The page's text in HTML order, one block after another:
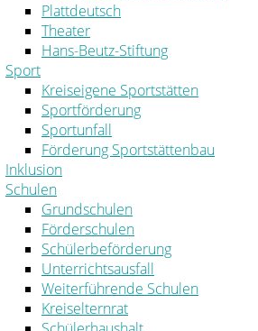
Plattdeutsch
Theater
Hans-Beutz-Stiftung
Sport
Kreiseigene Sportstätten
Sportförderung
Sportunfall
Förderung Sportstättenbau
Inklusion
Schulen
Grundschulen
Förderschulen
Schülerbeförderung
Unterrichtsausfall
Weiterführende Schulen
Kreiselternrat